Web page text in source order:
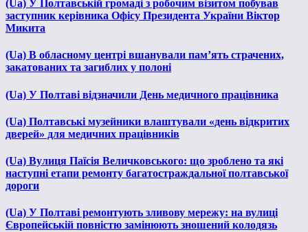
(Ua) У Полтавській громаді з робочим візитом побував
заступник керівника Офісу Президента України Віктор
Микита
(Ua) В обласному центрі вшанували пам’ять страчених,
закатованих та загиблих у полоні
(Ua) У Полтаві відзначили День медичного працівника
(Ua) Полтавські музейники влаштували «день відкритих
дверей» для медичних працівників
(Ua) Вулиця Паїсія Величковського: що зроблено та які
наступні етапи ремонту багатостраждальної полтавської
дороги
(Ua) У Полтаві ремонтують зливову мережу: на вулиці
Європейській повністю замінюють зношений колодязь